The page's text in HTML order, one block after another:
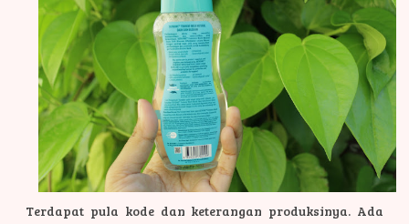
Terdapat pula kode dan keterangan produksinya. Ada